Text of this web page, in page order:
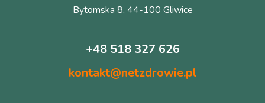
Bytomska 8, 44-100 Gliwice
+48 518 327 626
kontakt@netzdrowie.pl